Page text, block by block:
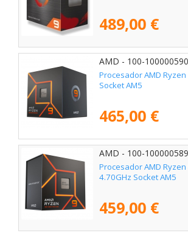
489,00 €
AMD - 100-
Procesador AMD
Socket AM5
465,00 €
AMD - 100-
Procesador AMD
4.70GHz Socket AM5
459,00 €